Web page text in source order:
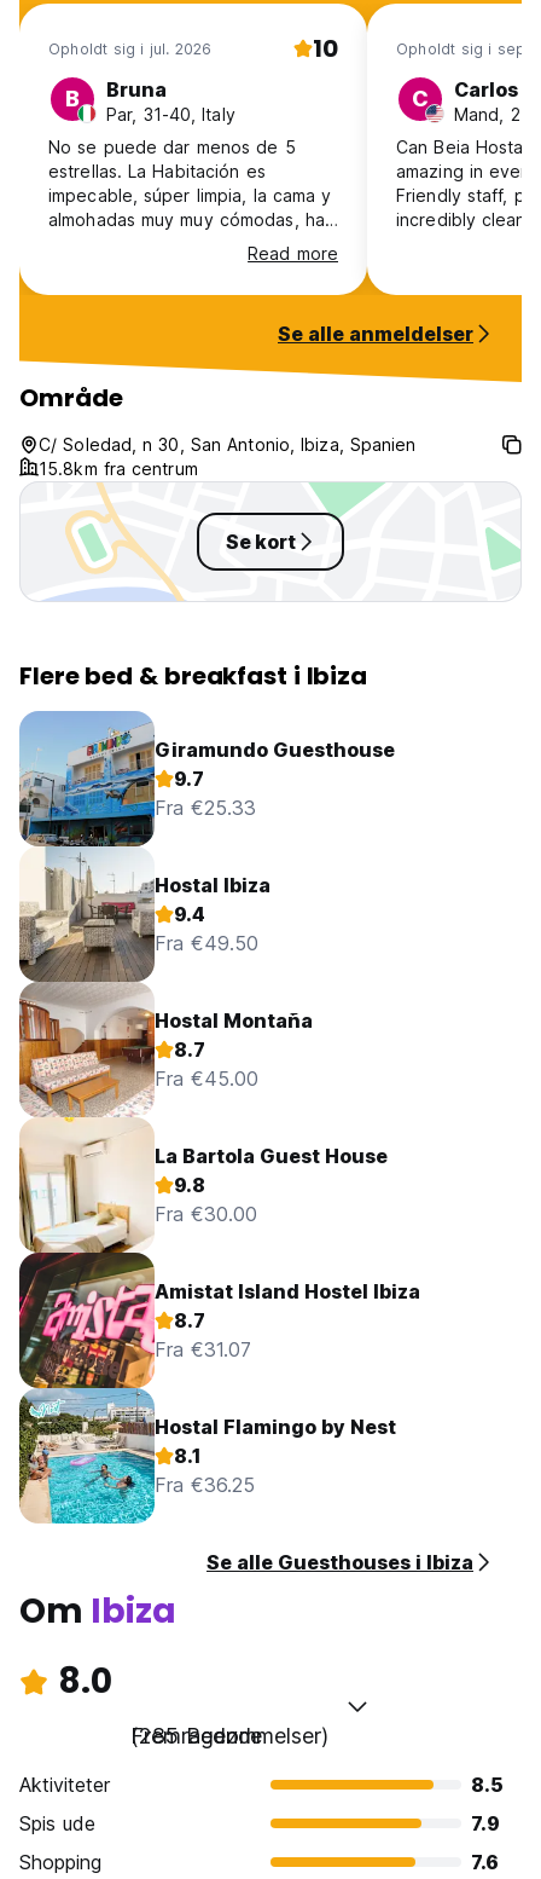
Opholdt sig i jul. 2026 10
B Bruna
Par, 31-40, Italy
No se puede dar menos de 5
estrellas. La Habitación es
impecable, súper limpia, la cama y
almohadas muy muy cómodas, hay
una nevera pequeña, aire
acondicionado y no se oye nada
de la calle. Hemos descansado de
la habitación y el desayuno tenía
muy buena pinta. Totalmente
recomendable
Read more
Opholdt sig i sep.
C Carlos
Mand,
Can Beia Hostal
amazing in
Friendly staff,
incredibly clean
recommend it to
Ibiza.
Se alle anmeldelser
Område
C/ Soledad, n 30, San Antonio, Ibiza, Spanien
15.8km fra centrum
Se kort
Flere bed & breakfast i Ibiza
Giramundo Guesthouse
9.7
Fra €25.33
Hostal Ibiza
9.4
Fra €49.50
Hostal Montaña
8.7
Fra €45.00
La Bartola Guest House
9.8
Fra €30.00
Amistat Island Hostel Ibiza
8.7
Fra €31.07
Hostal Flamingo by Nest
8.1
Fra €36.25
Se alle Guesthouses i Ibiza
Om Ibiza
8.0
Fremragende
(285 Bedømmelser)
Aktiviteter
8.5
Spis ude
7.9
Shopping
7.6